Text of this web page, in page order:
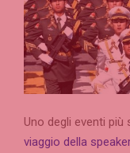
Uno degli eventi
viaggio della